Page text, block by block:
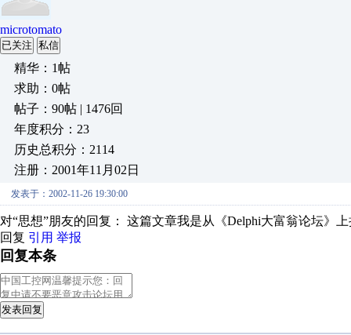
microtomato
已关注 私信
精华：1帖
求助：0帖
帖子：90帖 | 1476回
年度积分：23
历史总积分：2114
注册：2001年11月02日
发表于：2002-11-26 19:30:00
对“思想”朋友的回复： 这篇文章我是从《Delphi大富翁论坛》上
回复 引用 举报
回复本条
发表回复